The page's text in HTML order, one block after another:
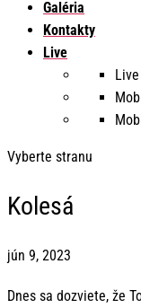
Galéria
Kontakty
Live
Vyberte stranu
Kolesá
jún 9, 2023
Dnes sa dozviete, že